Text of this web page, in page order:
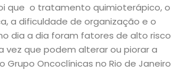
que o tratamento quimioterápico, o
a dificuldade de organização e o
dia a dia foram fatores de alto risco
que podem alterar ou piorar a
Oncoclínicas no Rio de Janeiro